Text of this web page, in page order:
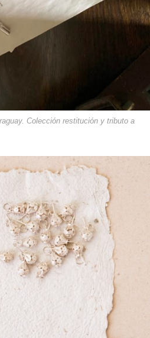
Colección restitución y tributo a